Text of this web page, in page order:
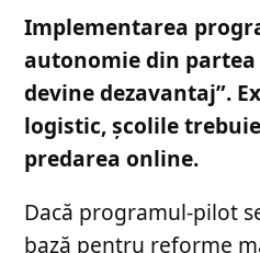
Implementarea
autonomie din partea
devine dezavantaj”.
logistic, școlile
predarea online.
Dacă programul-pilot
bază pentru reforme